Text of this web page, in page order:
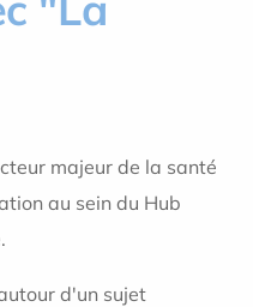
majeur de la santé
au sein du Hub
d'un sujet